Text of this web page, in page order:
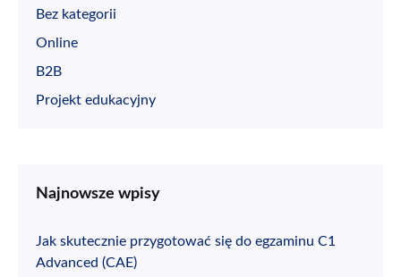
Bez kategorii
Online
B2B
Projekt edukacyjny
Najnowsze wpisy
Jak skutecznie przygotować się do egzaminu C1
Advanced (CAE)